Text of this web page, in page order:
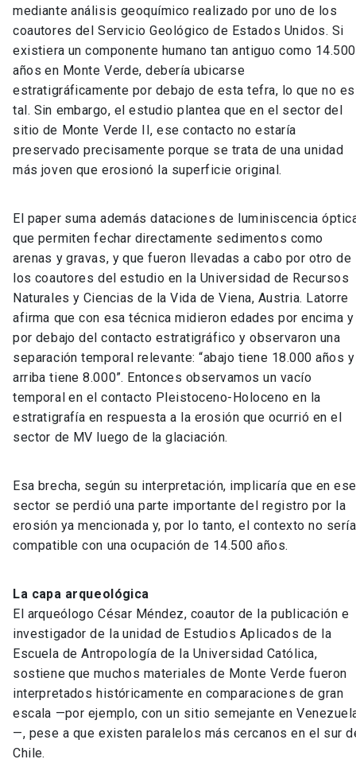
mediante análisis geoquímico realizado por uno de los
coautores del Servicio Geológico de Estados Unidos. Si
existiera un componente humano tan antiguo como 14.500
años en Monte Verde, debería ubicarse
estratigráficamente por debajo de esta tefra, lo que no es
tal. Sin embargo, el estudio plantea que en el sector del
sitio de Monte Verde II, ese contacto no estaría
preservado precisamente porque se trata de una unidad
más joven que erosionó la superficie original.
El paper suma además dataciones de luminiscencia
que permiten fechar directamente sedimentos como
arenas y gravas, y que fueron llevadas a cabo por otro de
los coautores del estudio en la Universidad de Recursos
Naturales y Ciencias de la Vida de Viena, Austria. Latorre
afirma que con esa técnica midieron edades por encima y
por debajo del contacto estratigráfico y observaron una
separación temporal relevante: “abajo tiene 18.000 años y
arriba tiene 8.000”. Entonces observamos un vacío
temporal en el contacto Pleistoceno-Holoceno en la
estratigrafía en respuesta a la erosión que ocurrió en el
sector de MV luego de la glaciación.
Esa brecha, según su interpretación, implicaría que en ese
sector se perdió una parte importante del registro por la
erosión ya mencionada y, por lo tanto, el contexto no sería
compatible con una ocupación de 14.500 años.
La capa arqueológica
El arqueólogo César Méndez, coautor de la publicación e
investigador de la unidad de Estudios Aplicados de la
Escuela de Antropología de la Universidad Católica,
sostiene que muchos materiales de Monte Verde fueron
interpretados históricamente en comparaciones de gran
escala —por ejemplo, con un sitio semejante en
—, pese a que existen paralelos más cercanos en el sur
Chile.